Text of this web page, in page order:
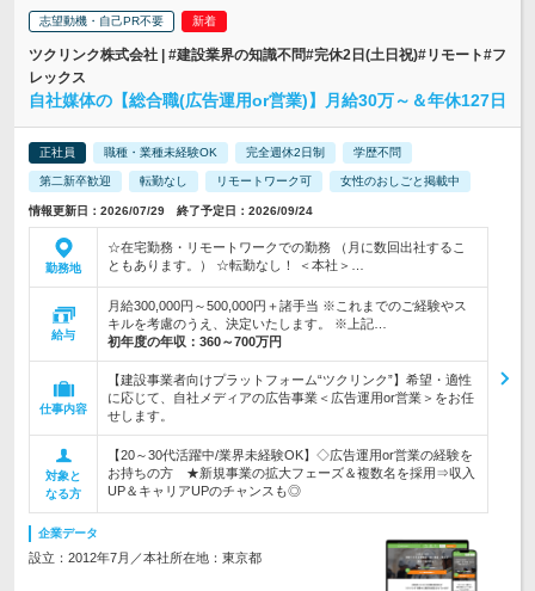
志望動機・自己PR不要
ツクリンク株式会社 | #建設業界の知識不問#完休2日(土日祝)#リモート#フ
レックス
自社媒体の【総合職(広告運用or営業)】月給30万～＆年休127日
正社員 職種・業種未経験OK 完全週休2日制 学歴不問
第二新卒歓迎 転勤なし リモートワーク可 女性のおしごと掲載中
情報更新日：2026/07/29 終了予定日：2026/09/24
勤務地
☆在宅勤務・リモートワークでの勤務 （月に数回出社するこ
ともあります。） ☆転勤なし！ ＜本社＞…
給与
月給300,000円～500,000円＋諸手当 ※これまでのご経験やス
キルを考慮のうえ、決定いたします。 ※上記…
初年度の年収： 360～700万円
仕事内容
【建設事業者向けプラットフォーム“ツクリンク”】希望・適性
に応じて、自社メディアの広告事業＜広告運用or営業＞をお任
せします。
対象と
なる方
【20～30代活躍中/業界未経験OK】◇広告運用or営業の経験を
お持ちの方 ★新規事業の拡大フェーズ＆複数名を採用⇒収入
UP＆キャリアUPのチャンスも◎
企業データ
設立：2012年7月／本社所在地：東京都